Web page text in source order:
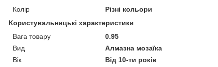
Колір
Різні кольори
Користувальницькі характеристики
Вага товару
0.95
Вид
Алмазна мозаїка
Вік
Від 10-ти років